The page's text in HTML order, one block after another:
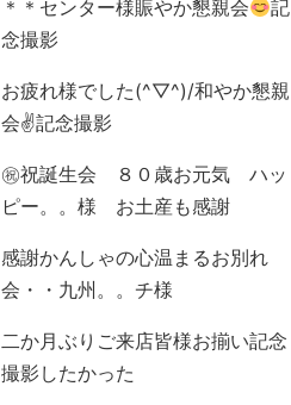
＊＊センター様賑やか懇親会
記
念撮影
お疲れ様でした(^▽^)/和やか懇親
会✌記念撮影
㊗祝誕生会 ８０歳お元気 ハッ
ピー。。様 お土産も感謝
感謝かんしゃの心温まるお別れ
会・・九州。。チ様
二か月ぶりご来店皆様お揃い記念
撮影したかった